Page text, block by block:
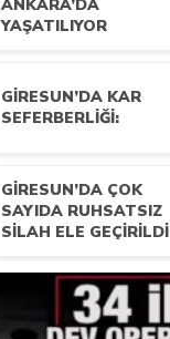
ANKARA’DA
YAŞATILIYOR
GIRESUN’DA KAR
SEFERBERLIĞI:
GIRESUN’DA ÇOK
SAYIDA RUHSATSIZ
SILAH ELE GEÇIRILDI